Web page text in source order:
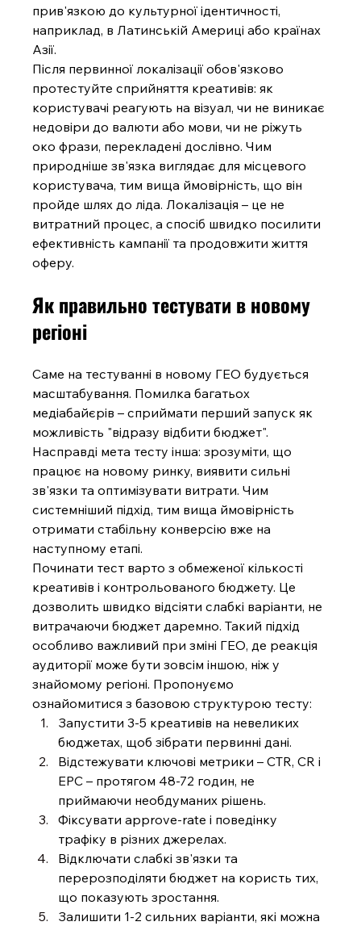
прив'язкою до культурної ідентичності,
наприклад, в Латинській Америці або країнах
Азії.
Після первинної локалізації обов'язково
протестуйте сприйняття креативів: як
користувачі реагують на візуал, чи не виникає
недовіри до валюти або мови, чи не ріжуть
око фрази, перекладені дослівно. Чим
природніше зв'язка виглядає для місцевого
користувача, тим вища ймовірність, що він
пройде шлях до ліда. Локалізація – це не
витратний процес, а спосіб швидко посилити
ефективність кампанії та продовжити життя
оферу.
Як правильно тестувати в новому
регіоні
Саме на тестуванні в новому ГЕО будується
масштабування. Помилка багатьох
медіабайєрів – сприймати перший запуск як
можливість "відразу відбити бюджет".
Насправді мета тесту інша: зрозуміти, що
працює на новому ринку, виявити сильні
зв'язки та оптимізувати витрати. Чим
системніший підхід, тим вища ймовірність
отримати стабільну конверсію вже на
наступному етапі.
Починати тест варто з обмеженої кількості
креативів і контрольованого бюджету. Це
дозволить швидко відсіяти слабкі варіанти, не
витрачаючи бюджет даремно. Такий підхід
особливо важливий при зміні ГЕО, де реакція
аудиторії може бути зовсім іншою, ніж у
знайомому регіоні. Пропонуємо
ознайомитися з базовою структурою тесту:
Запустити 3-5 креативів на невеликих
бюджетах, щоб зібрати первинні дані.
Відстежувати ключові метрики – CTR, CR і
EPC – протягом 48-72 годин, не
приймаючи необдуманих рішень.
Фіксувати approve-rate і поведінку
трафіку в різних джерелах.
Відключати слабкі зв'язки та
перерозподіляти бюджет на користь тих,
що показують зростання.
Залишити 1-2 сильних варіанти, які можна